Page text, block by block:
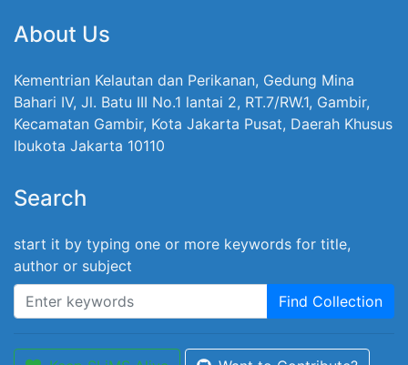
About Us
Kementrian Kelautan dan Perikanan, Gedung Mina
Bahari IV, Jl. Batu III No.1 lantai 2, RT.7/RW.1, Gambir,
Kecamatan Gambir, Kota Jakarta Pusat, Daerah Khusus
Ibukota Jakarta 10110
Search
start it by typing one or more keywords for title,
author or subject
Find Collection